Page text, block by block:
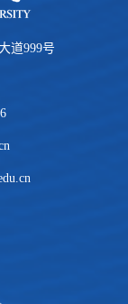
道999号